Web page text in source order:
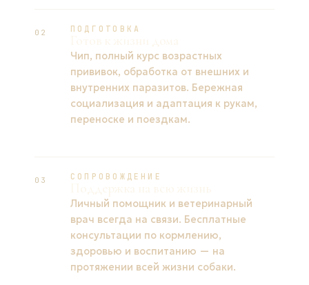
02 ПОДГОТОВКА
Чип, полный курс возрастных
прививок, обработка от внешних и
внутренних паразитов. Бережная
социализация и адаптация к рукам,
переноске и поездкам.
03 СОПРОВОЖДЕНИЕ
Личный помощник и ветеринарный
врач всегда на связи. Бесплатные
консультации по кормлению,
здоровью и воспитанию — на
протяжении всей жизни собаки.